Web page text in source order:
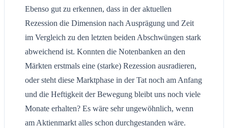
Ebenso gut zu erkennen, dass in der aktuellen
Rezession die Dimension nach Ausprägung und Zeit
im Vergleich zu den letzten beiden Abschwüngen stark
abweichend ist. Konnten die Notenbanken an den
Märkten erstmals eine (starke) Rezession ausradieren,
oder steht diese Marktphase in der Tat noch am Anfang
und die Heftigkeit der Bewegung bleibt uns noch viele
Monate erhalten? Es wäre sehr ungewöhnlich, wenn
am Aktienmarkt alles schon durchgestanden wäre.